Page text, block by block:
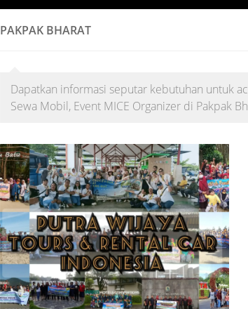
PAKPAK BHARAT
Dapatkan informasi seputar kebutuhan untuk
Sewa Mobil, Event MICE Organizer di Pakpak